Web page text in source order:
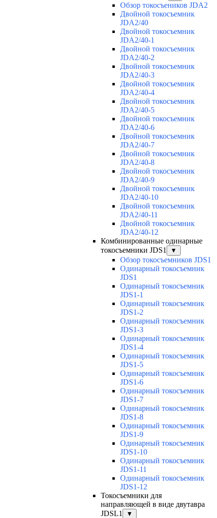
Обзор токосъеников JDA2
Двойной токосъемник
JDA2/40
Двойной токосъемник
JDA2/40-1
Двойной токосъемник
JDA2/40-2
Двойной токосъемник
JDA2/40-3
Двойной токосъемник
JDA2/40-4
Двойной токосъемник
JDA2/40-5
Двойной токосъемник
JDA2/40-6
Двойной токосъемник
JDA2/40-7
Двойной токосъемник
JDA2/40-8
Двойной токосъемник
JDA2/40-9
Двойной токосъемник
JDA2/40-10
Двойной токосъемник
JDA2/40-11
Двойной токосъемник
JDA2/40-12
Комбинированные одинарные
токосъемники JDS1
▼
Обзор токосъемников JDS1
Одинарный токосъемник
JDS1
Одинарный токосъемник
JDS1-1
Одинарный токосъемник
JDS1-2
Одинарный токосъемник
JDS1-3
Одинарный токосъемник
JDS1-4
Одинарный токосъемник
JDS1-5
Одинарный токосъемник
JDS1-6
Одинарный токосъемник
JDS1-7
Одинарный токосъемник
JDS1-8
Одинарный токосъемник
JDS1-9
Одинарный токосъемник
JDS1-10
Одинарный токосъемник
JDS1-11
Одинарный токосъемник
JDS1-12
Токосъемники для
направляющей в виде двутавра
JDSL1
▼